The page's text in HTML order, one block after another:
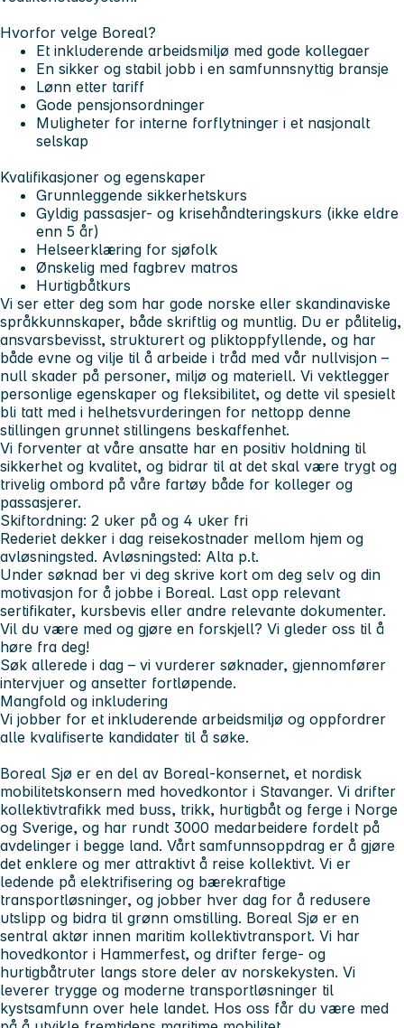
Hvorfor velge Boreal?
Et inkluderende arbeidsmiljø med gode kollegaer
En sikker og stabil jobb i en samfunnsnyttig bransje
Lønn etter tariff
Gode pensjonsordninger
Muligheter for interne forflytninger i et nasjonalt
selskap
Kvalifikasjoner og egenskaper
Grunnleggende sikkerhetskurs
Gyldig passasjer- og krisehåndteringskurs (ikke eldre
enn 5 år)
Helseerklæring for sjøfolk
Ønskelig med fagbrev matros
Hurtigbåtkurs
Vi ser etter deg som har gode norske eller skandinaviske
språkkunnskaper, både skriftlig og muntlig. Du er pålitelig,
ansvarsbevisst, strukturert og pliktoppfyllende, og har
både evne og vilje til å arbeide i tråd med vår nullvisjon –
null skader på personer, miljø og materiell. Vi vektlegger
personlige egenskaper og fleksibilitet, og dette vil spesielt
bli tatt med i helhetsvurderingen for nettopp denne
stillingen grunnet stillingens beskaffenhet.
Vi forventer at våre ansatte har en positiv holdning til
sikkerhet og kvalitet, og bidrar til at det skal være trygt og
trivelig ombord på våre fartøy både for kolleger og
passasjerer.
Skiftordning: 2 uker på og 4 uker fri
Rederiet dekker i dag reisekostnader mellom hjem og
avløsningsted. Avløsningsted: Alta p.t.
Under søknad ber vi deg skrive kort om deg selv og din
motivasjon for å jobbe i Boreal. Last opp relevant
sertifikater, kursbevis eller andre relevante dokumenter.
Vil du være med og gjøre en forskjell? Vi gleder oss til å
høre fra deg!
Søk allerede i dag – vi vurderer søknader, gjennomfører
intervjuer og ansetter fortløpende.
Mangfold og inkludering
Vi jobber for et inkluderende arbeidsmiljø og oppfordrer
alle kvalifiserte kandidater til å søke.
Boreal Sjø er en del av Boreal-konsernet, et nordisk
mobilitetskonsern med hovedkontor i Stavanger. Vi drifter
kollektivtrafikk med buss, trikk, hurtigbåt og ferge i Norge
og Sverige, og har rundt 3000 medarbeidere fordelt på
avdelinger i begge land. Vårt samfunnsoppdrag er å gjøre
det enklere og mer attraktivt å reise kollektivt. Vi er
ledende på elektrifisering og bærekraftige
transportløsninger, og jobber hver dag for å redusere
utslipp og bidra til grønn omstilling. Boreal Sjø er en
sentral aktør innen maritim kollektivtransport. Vi har
hovedkontor i Hammerfest, og drifter ferge- og
hurtigbåtruter langs store deler av norskekysten. Vi
leverer trygge og moderne transportløsninger til
kystsamfunn over hele landet. Hos oss får du være med